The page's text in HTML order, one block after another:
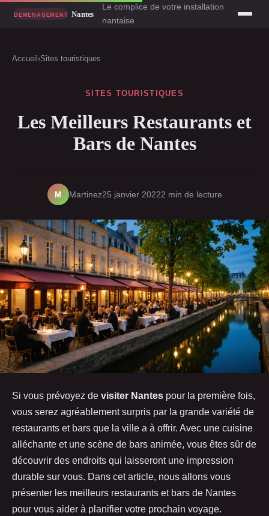
Le complice de votre installation
nantaise
Accueil ›Sites touristiques
SITES TOURISTIQUES
Les Meilleurs Restaurants et
Bars de Nantes
M Martinez25 janvier 20222 min de lecture
Si vous prévoyez de visiter Nantes pour la première fois,
vous serez agréablement surpris par la grande variété de
restaurants et bars que la ville a à offrir. Avec une cuisine
alléchante et une scène de bars animée, vous êtes sûr de
découvrir des endroits qui laisseront une impression
durable sur vous. Dans cet article, nous allons vous
présenter les meilleurs restaurants et bars de Nantes
pour vous aider à planifier votre prochain voyage.